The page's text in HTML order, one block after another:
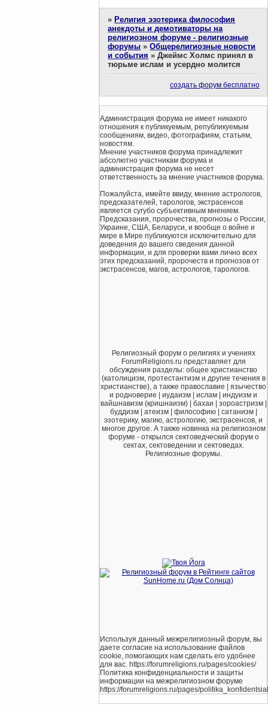
»Религия эзотерика философия
анекдоты и демотиваторы на
религиозном форуме - религиозные
форумы »Общерелигиозные новости
и события »Джеймс Холмс принял в
тюрьме ислам и усердно молится
создать форум бесплатно
Администрация форума не имеет никакого
отношения к публикуемым, републикуемым
сообщениям, видео, фотографиям, статьям,
новостям.
Мнение участников форума принадлежит
абсолютно участникам форума и
администрация форума не несет
ответственность за мнение участников форума.
Пожалуйста, имейте ввиду, мнение астрологов,
предсказателей, тарологов, экстрасенсов
является сугубо субъективным мнением.
Предсказания, пророчества, прогнозы о России,
Украине, США, Беларуси, и вообще о войне и
мире в Мире публикуются исключительно для
доведения до вашего сведения данной
информации, и для проверки вами лично всех
этих предсказаний, пророчеств и прогнозов от
экстрасенсов, магов, астрологов, тарологов.
Религиозный форум о религиях и учениях
ForumReligions.ru представляет для
обсуждения разделы: общее христианство
(католицизм, протестантизм и другие течения в
христианстве), а также православие | язычество
и родноверие | иудаизм | ислам | индуизм и
вайшнавизм (кришнаизм) | бахаи | зороастризм |
буддизм | атеизм | философию | сатанизм |
эзотерику, магию, астрологию, экстрасенсов, и
многое другое. А также новинка на религиозном
форуме - открылся сектоведческий форум о
сектах, сектоведении и сектоведах.
Религиозные форумы.
Используя данный межрелигиозный форум, вы
даете согласие на использование файлов
cookie, помогающих нам сделать его удобнее
для вас. https://forumreligions.ru/pages/cookies/
Политика конфиденциальности и защиты
информации на межрелигиозном форуме
https://forumreligions.ru/pages/